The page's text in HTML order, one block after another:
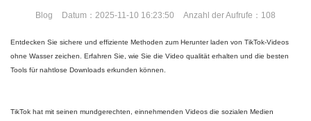
Blog Datum：2025-11-10 16:23:50 Anzahl der Aufrufe：108
Entdecken Sie sichere und effiziente Methoden zum Herunter laden von TikTok-Videos
ohne Wasser zeichen. Erfahren Sie, wie Sie die Video qualität erhalten und die besten
Tools für nahtlose Downloads erkunden können.
TikTok hat mit seinen mundgerechten, einnehmenden Videos die sozialen Medien